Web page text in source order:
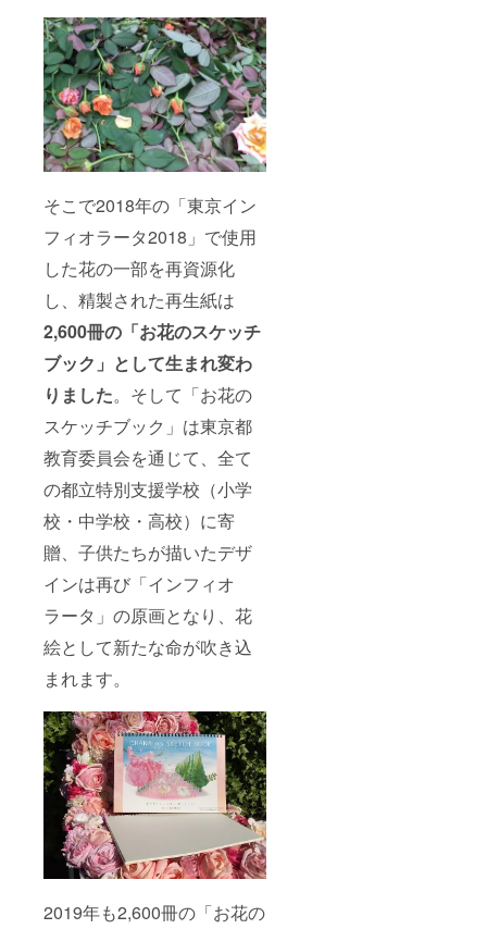
そこで2018年の「東京イン
フィオラータ2018」で使用
した花の一部を再資源化
し、精製された再生紙は
2,600冊の「お花のスケッチ
ブック」として生まれ変わ
りました。そして「お花の
スケッチブック」は東京都
教育委員会を通じて、全て
の都立特別支援学校（小学
校・中学校・高校）に寄
贈、子供たちが描いたデザ
インは再び「インフィオ
ラータ」の原画となり、花
絵として新たな命が吹き込
まれます。
2019年も2,600冊の「お花の